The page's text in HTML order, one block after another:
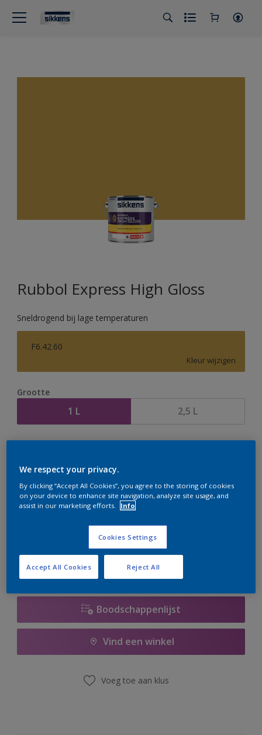
Rubbol Express High Gloss
Sneldrogend bij lage temperaturen
F6.42.60
Kleur wijzigen
Grootte
1 L 2,5 L
Op dit moment is het niet mogelijk dit product online
er hard aan om de voorraad aan te vullen.
Boodschappenlijst
Vind een winkel
Voeg toe aan klus
We respect your privacy.
By clicking “Accept All Cookies”, you agree to the storing of cookies
on your device to enhance site navigation, analyze site usage, and
assist in our marketing efforts.
Info
Cookies Settings
Reject All
Accept All Cookies